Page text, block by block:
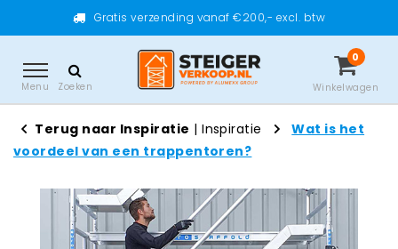
Gratis verzending vanaf €200,- excl. btw
Menu Zoeken
0
Winkelwagen
Terug naar Inspiratie |Inspiratie
Wat is het
voordeel van een trappentoren?